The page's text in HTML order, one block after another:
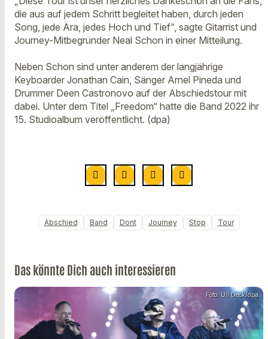
die aus auf jedem Schritt begleitet haben, durch jeden
Song, jede Ära, jedes Hoch und Tief“, sagte Gitarrist und
Journey-Mitbegründer Neal Schon in einer Mitteilung.
Neben Schon sind unter anderem der langjährige
Keyboarder Jonathan Cain, Sänger Arnel Pineda und
Drummer Deen Castronovo auf der Abschiedstour mit
dabei. Unter dem Titel „Freedom“ hatte die Band 2022 ihr
15. Studioalbum veröffentlicht. (dpa)
Abschied Band Dont Journey Stop Tour
Das könnte Dich auch interessieren
Foto: Uli Deck/dpa